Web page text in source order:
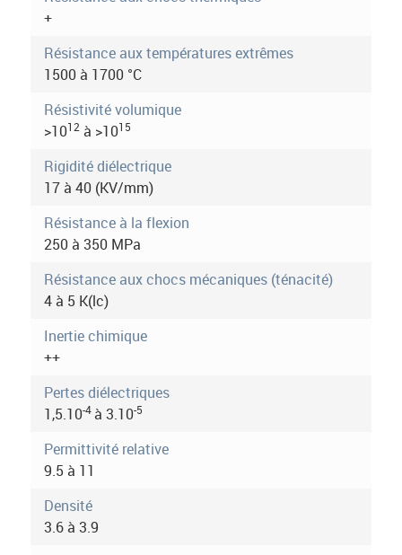
+
Résistance aux températures extrêmes
1500 à 1700 °C
Résistivité volumique
>1012à >1015
Rigidité diélectrique
17 à 40 (KV/mm)
Résistance à la flexion
250 à 350 MPa
Résistance aux chocs mécaniques (ténacité)
4 à 5 K(lc)
Inertie chimique
++
Pertes diélectriques
1,5.10-4à 3.10-5
Permittivité relative
9.5 à 11
Densité
3.6 à 3.9